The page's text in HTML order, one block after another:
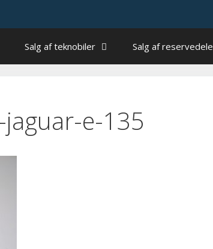
Salg af teknobiler Salg af reservedele
e-135